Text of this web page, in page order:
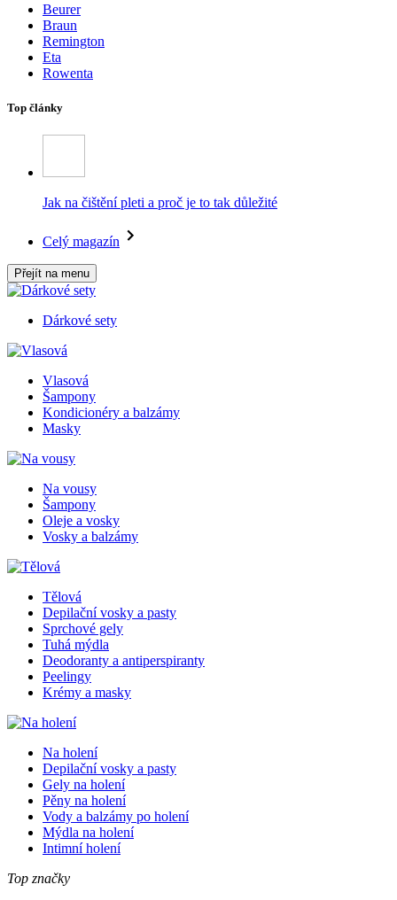
Beurer
Braun
Remington
Eta
Rowenta
Top články
Jak na čištění pleti a proč je to tak důležité
Celý magazín
Přejít na menu
Dárkové sety
Vlasová
Šampony
Kondicionéry a balzámy
Masky
Na vousy
Šampony
Oleje a vosky
Vosky a balzámy
Tělová
Depilační vosky a pasty
Sprchové gely
Tuhá mýdla
Deodoranty a antiperspiranty
Peelingy
Krémy a masky
Na holení
Depilační vosky a pasty
Gely na holení
Pěny na holení
Vody a balzámy po holení
Mýdla na holení
Intimní holení
Top značky